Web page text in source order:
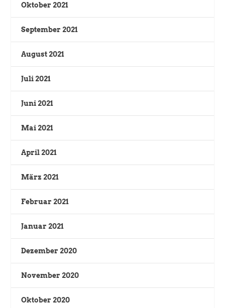
Oktober 2021
September 2021
August 2021
Juli 2021
Juni 2021
Mai 2021
April 2021
März 2021
Februar 2021
Januar 2021
Dezember 2020
November 2020
Oktober 2020